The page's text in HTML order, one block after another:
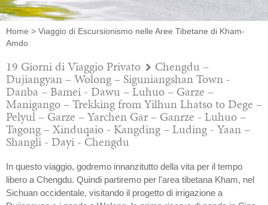
Home > Viaggio di Escursionismo nelle Aree Tibetane di Kham-
Amdo
19 Giorni di Viaggio Privato Chengdu –
Dujiangyan – Wolong – Siguniangshan Town -
Danba – Bamei - Dawu – Luhuo – Garze –
Manigango – Trekking from Yilhun Lhatso to Dege –
Pelyul – Garze – Yarchen Gar – Ganrze - Luhuo –
Tagong – Xinduqaio - Kangding – Luding - Yaan –
Shangli - Dayi - Chengdu
In questo viaggio, godremo innanzitutto della vita per il tempo
libero a Chengdu. Quindi partiremo per l'area tibetana Kham, nel
Sichuan occidentale, visitando il progetto di irrigazione a